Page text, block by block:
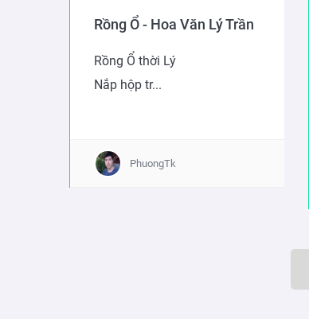
Rồng Ổ - Hoa Văn Lý Trần
Rồng Ổ thời Lý
Nắp hộp tr...
PhuongTk